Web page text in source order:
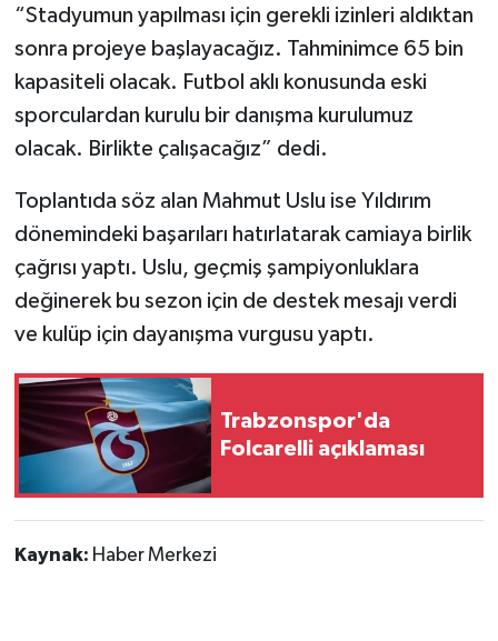
“Stadyumun yapılması için gerekli izinleri aldıktan
sonra projeye başlayacağız. Tahminimce 65 bin
kapasiteli olacak. Futbol aklı konusunda eski
sporculardan kurulu bir danışma kurulumuz
olacak. Birlikte çalışacağız” dedi.
Toplantıda söz alan Mahmut Uslu ise Yıldırım
dönemindeki başarıları hatırlatarak camiaya birlik
çağrısı yaptı. Uslu, geçmiş şampiyonluklara
değinerek bu sezon için de destek mesajı verdi
ve kulüp için dayanışma vurgusu yaptı.
Trabzonspor'da
Folcarelli açıklaması
Kaynak: Haber Merkezi